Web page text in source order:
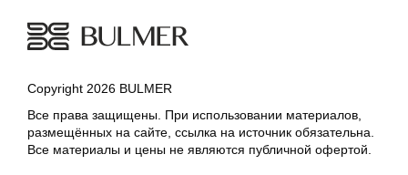
Copyright 2026 BULMER
Все права защищены. При использовании материалов,
размещённых на сайте, ссылка на источник обязательна.
Все материалы и цены не являются публичной офертой.